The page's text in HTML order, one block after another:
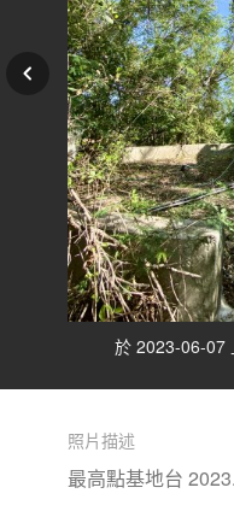
於 2023-06-07
照片描述
最高點基地台